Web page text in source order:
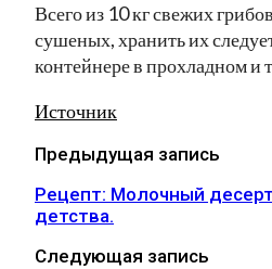
Всего из 10 кг свежих
сушеных, хранить их
контейнере в прохладном и
Источник
Предыдущая запись
Рецепт: Молочный
детства.
Следующая запись